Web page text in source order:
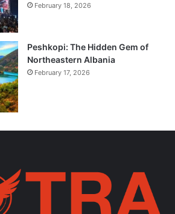
February 18, 2026
Peshkopi: The Hidden Gem of
Northeastern Albania
February 17, 2026